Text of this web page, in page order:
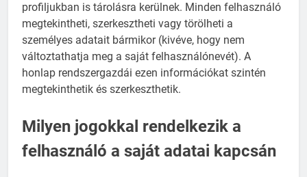
profiljukban is tárolásra kerülnek. Minden felhasználó
megtekintheti, szerkesztheti vagy törölheti a
személyes adatait bármikor (kivéve, hogy nem
változtathatja meg a saját felhasználónevét). A
honlap rendszergazdái ezen információkat szintén
megtekinthetik és szerkeszthetik.
Milyen jogokkal rendelkezik a
felhasználó a saját adatai kapcsán